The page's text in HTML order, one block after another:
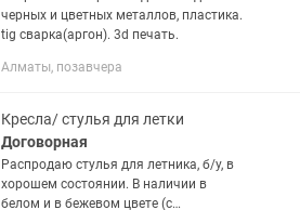
черных и цветных металлов, пластика.
tig сварка(аргон). 3d печать.
Алматы, позавчера
Кресла/ стулья для летки
Договорная
Распродаю стулья для летника, б/у, в
хорошем состоянии. В наличии в
белом и в бежевом цвете (с